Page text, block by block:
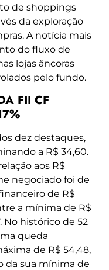
de shoppings
da exploração
A notícia mais
do fluxo de
lojas âncoras
pelo fundo.
FII CF
dez destaques,
a R$ 34,60.
aos R$
negociado foi de
de R$
a mínima de R$
No histórico de 52
queda
de R$ 54,48,
da sua mínima de